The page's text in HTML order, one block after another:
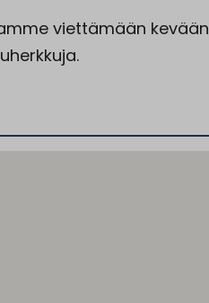
viettämään kevään